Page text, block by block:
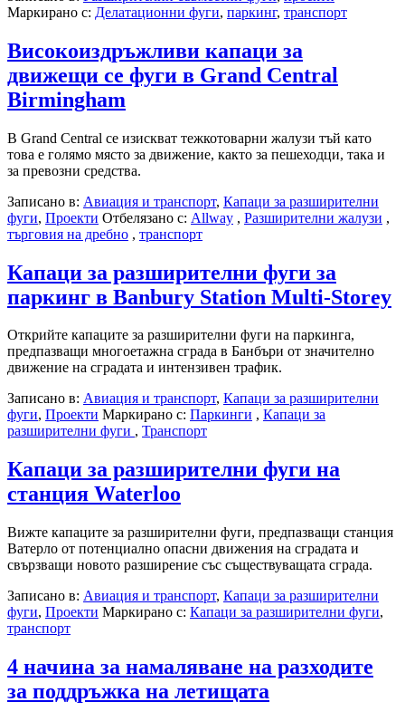
Маркирано с: Делатационни фуги, паркинг, транспорт
Високоиздръжливи капаци за
движещи се фуги в Grand Central
Birmingham
В Grand Central се изискват тежкотоварни жалузи тъй като
това е голямо място за движение, както за пешеходци, така и
за превозни средства.
Записано в: Авиация и транспорт, Капаци за разширителни
фуги, Проекти Отбелязано с: Allway , Разширителни жалузи ,
търговия на дребно , транспорт
Капаци за разширителни фуги за
паркинг в Banbury Station Multi-Storey
Открийте капаците за разширителни фуги на паркинга,
предпазващи многоетажна сграда в Банбъри от значително
движение на сградата и интензивен трафик.
Записано в: Авиация и транспорт, Капаци за разширителни
фуги, Проекти Маркирано с: Паркинги , Капаци за
разширителни фуги , Транспорт
Капаци за разширителни фуги на
станция Waterloo
Вижте капаците за разширителни фуги, предпазващи станция
Ватерло от потенциално опасни движения на сградата и
свързващи новото разширение със съществуващата сграда.
Записано в: Авиация и транспорт, Капаци за разширителни
фуги, Проекти Маркирано с: Капаци за разширителни фуги,
транспорт
4 начина за намаляване на разходите
за поддръжка на летищата